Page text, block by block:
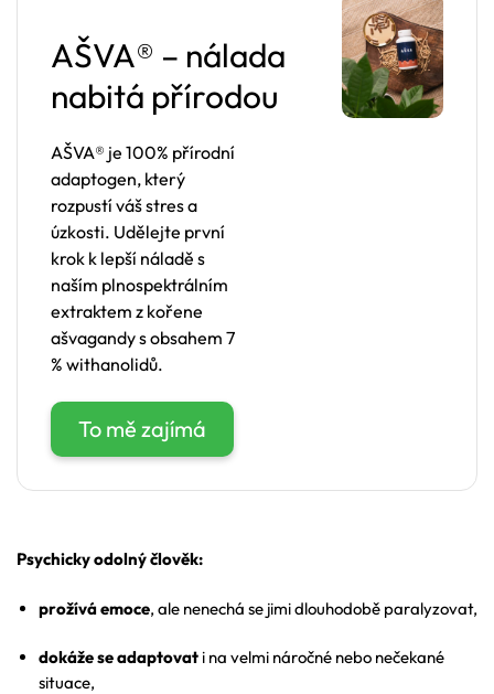
AŠVA® – nálada
nabitá přírodou
AŠVA® je 100% přírodní
adaptogen, který
rozpustí váš stres a
úzkosti. Udělejte první
krok k lepší náladě s
naším plnospektrálním
extraktem z kořene
ašvagandy s obsahem 7
% withanolidů.
To mě zajímá
Psychicky odolný člověk:
prožívá emoce, ale nenechá se jimi dlouhodobě paralyzovat,
dokáže se adaptovat i na velmi náročné nebo nečekané
situace,